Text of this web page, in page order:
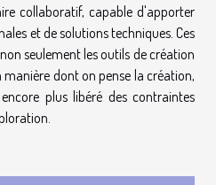
collaboratif, capable d'apporter
et de solutions techniques. Ces
seulement les outils de création
dont on pense la création,
plus libéré des contraintes